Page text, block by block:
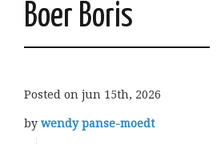
Boer Boris
Posted on jun 15th, 2026
by wendy panse-moedt